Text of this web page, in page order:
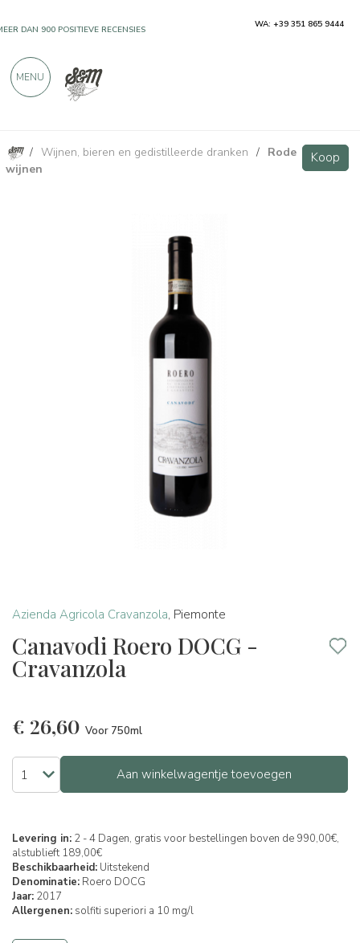
/ Wijnen, bieren en gedistilleerde dranken / Rode
wijnen
Koop
Azienda Agricola Cravanzola, Piemonte
Canavodi Roero DOCG -
Cravanzola
€ 26,60 Voor 750ml
Aan winkelwagentje toevoegen
Levering in: 2 - 4 Dagen, gratis voor bestellingen boven de 990,00€,
alstublieft 189,00€
Beschikbaarheid: Uitstekend
Denominatie: Roero DOCG
Jaar: 2017
Allergenen: solfiti superiori a 10 mg/l
Canavodi Roero DOCG - Cravanzola Koop
DAN 900 POSITIEVE RECENSIES WA: +39 351 865 9444
MENU